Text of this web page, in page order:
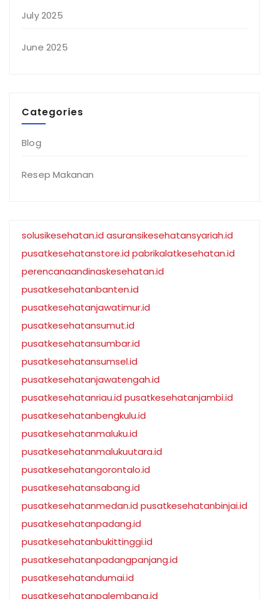
July 2025
June 2025
Categories
Blog
Resep Makanan
solusikesehatan.id asuransikesehatansyariah.id
pusatkesehatanstore.id pabrikalatkesehatan.id
perencanaandinaskesehatan.id
pusatkesehatanbanten.id
pusatkesehatanjawatimur.id
pusatkesehatansumut.id
pusatkesehatansumbar.id
pusatkesehatansumsel.id
pusatkesehatanjawatengah.id
pusatkesehatanriau.id pusatkesehatanjambi.id
pusatkesehatanbengkulu.id
pusatkesehatanmaluku.id
pusatkesehatanmalukuutara.id
pusatkesehatangorontalo.id
pusatkesehatansabang.id
pusatkesehatanmedan.id pusatkesehatanbinjai.id
pusatkesehatanpadang.id
pusatkesehatanbukittinggi.id
pusatkesehatanpadangpanjang.id
pusatkesehatandumai.id
pusatkesehatanpalembang.id